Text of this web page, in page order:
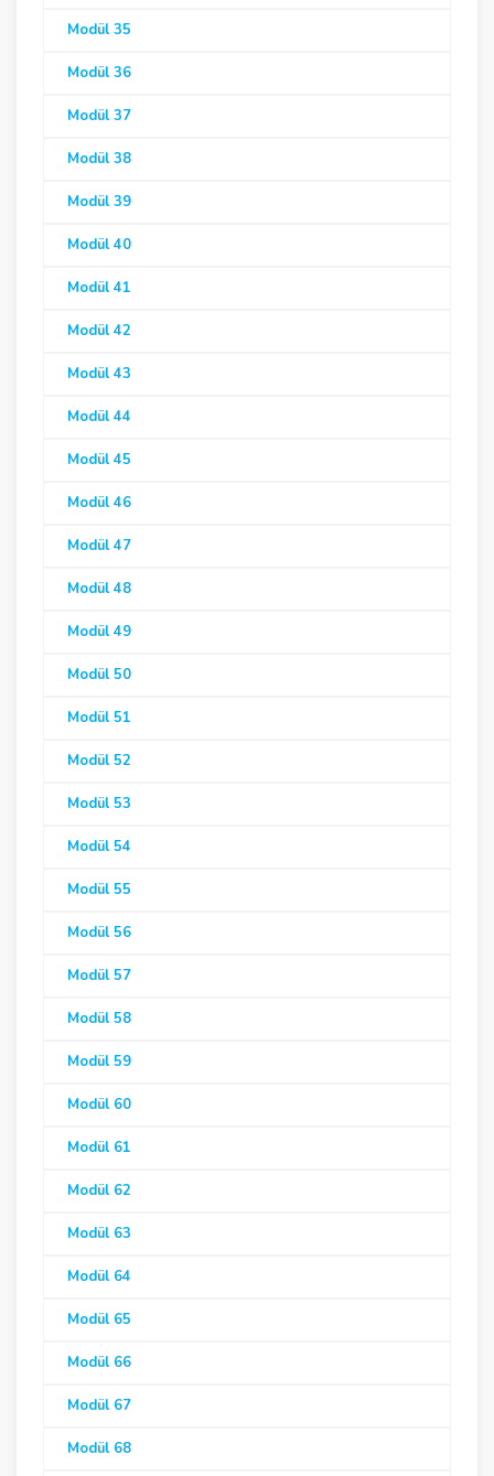
Modül 35
Modül 36
Modül 37
Modül 38
Modül 39
Modül 40
Modül 41
Modül 42
Modül 43
Modül 44
Modül 45
Modül 46
Modül 47
Modül 48
Modül 49
Modül 50
Modül 51
Modül 52
Modül 53
Modül 54
Modül 55
Modül 56
Modül 57
Modül 58
Modül 59
Modül 60
Modül 61
Modül 62
Modül 63
Modül 64
Modül 65
Modül 66
Modül 67
Modül 68